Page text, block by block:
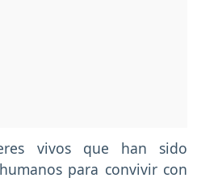
vivos que han sido
para convivir con